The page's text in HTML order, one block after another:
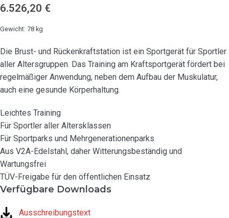
6.526,20 €
Gewicht: 78 kg
Die Brust- und Rückenkraftstation ist ein Sportgerät für Sportler
aller Altersgruppen. Das Training am Kraftsportgerät fördert bei
regelmäßiger Anwendung, neben dem Aufbau der Muskulatur,
auch eine gesunde Körperhaltung.
Leichtes Training
Für Sportler aller Altersklassen
Für Sportparks und Mehrgenerationenparks
Aus V2A-Edelstahl, daher Witterungsbeständig und
Wartungsfrei
TÜV-Freigabe für den öffentlichen Einsatz
Verfügbare Downloads
Ausschreibungstext